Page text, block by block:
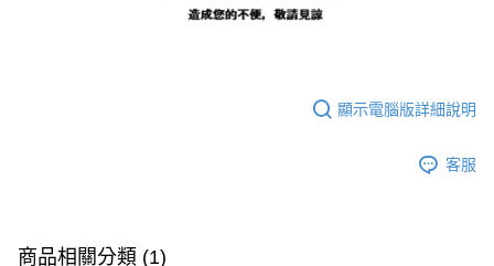
顯示電腦版詳細說明
客服
商品相關分類 (1)